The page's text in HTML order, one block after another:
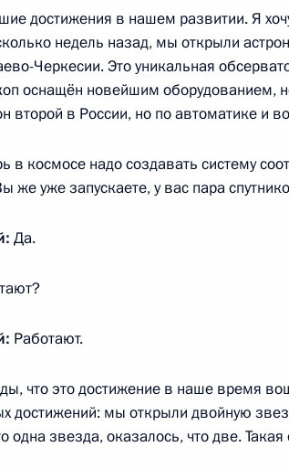
установлен День российских
года, 10:00
минимального количества баллов
для поступления в вуз
16:45
деятельности
года, 16:15
достижения в нашем развитии. Я
недель назад, мы открыли
Черкесии. Это уникальная
оснащён новейшим оборудованием,
второй в России, но по автоматике
в космосе надо создавать систему
же уже запускаете, у вас пара
Да.
Работают.
что это достижение в наше время
достижений: мы открыли двойную
одна звезда, оказалось, что две.